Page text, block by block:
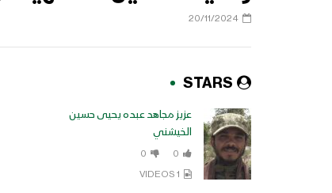
20/11/2024
STARS
عزيز مجاهد عبده يحيى حسين
الخيشني
0
0
1 VIDEOS